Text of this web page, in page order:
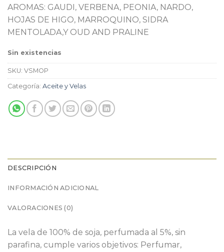
AROMAS: GAUDI, VERBENA, PEONIA, NARDO,
HOJAS DE HIGO, MARROQUINO, SIDRA
MENTOLADA,Y OUD AND PRALINE
Sin existencias
SKU: VSMOP
Categoría: Aceite y Velas
DESCRIPCIÓN
INFORMACIÓN ADICIONAL
VALORACIONES (0)
La vela de 100% de soja, perfumada al 5%, sin
parafina, cumple varios objetivos: Perfumar,